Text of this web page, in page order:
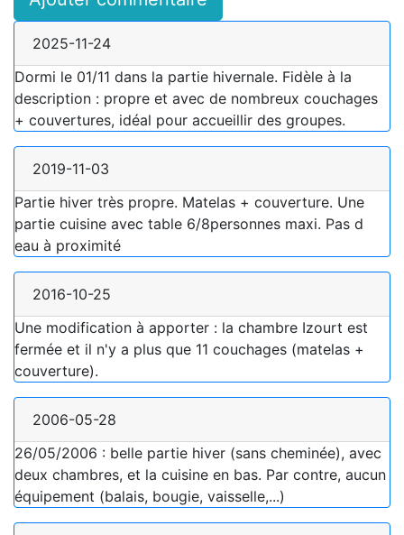
2025-11-24
Dormi le 01/11 dans la partie hivernale. Fidèle à la
description : propre et avec de nombreux couchages
+ couvertures, idéal pour accueillir des groupes.
2019-11-03
Partie hiver très propre. Matelas + couverture. Une
partie cuisine avec table 6/8personnes maxi. Pas d
eau à proximité
2016-10-25
Une modification à apporter : la chambre Izourt est
fermée et il n'y a plus que 11 couchages (matelas +
couverture).
2006-05-28
26/05/2006 : belle partie hiver (sans cheminée), avec
deux chambres, et la cuisine en bas. Par contre, aucun
équipement (balais, bougie, vaisselle,...)